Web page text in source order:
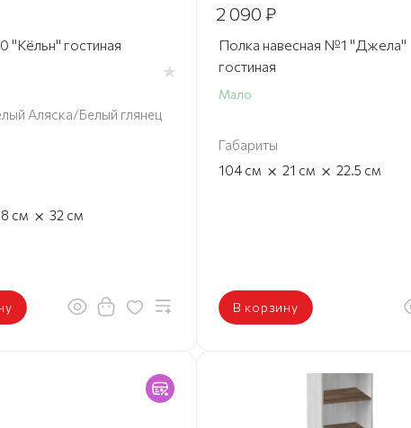
"Кёльн" гостиная
Аляска/Белый глянец
см × 32 см
2 090 ₽
Полка навесная №1 "Джела"
гостиная
Мало
Габариты
104 см × 21 см × 22.5 см
В корзину